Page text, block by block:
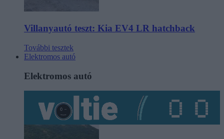
Villanyautó teszt: Kia EV4 LR hatchback
További tesztek
Elektromos autó
Elektromos autó